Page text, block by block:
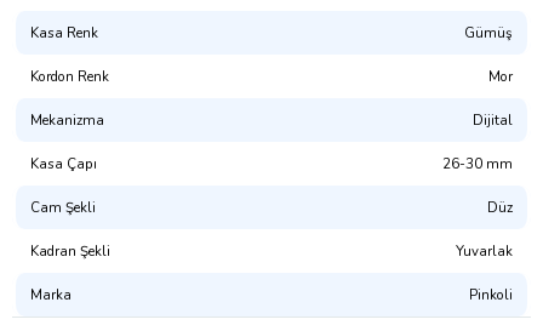
Kasa Renk Gümüş
Kordon Renk Mor
Mekanizma Dijital
Kasa Çapı 26-30 mm
Cam Şekli Düz
Kadran Şekli Yuvarlak
Marka Pinkoli